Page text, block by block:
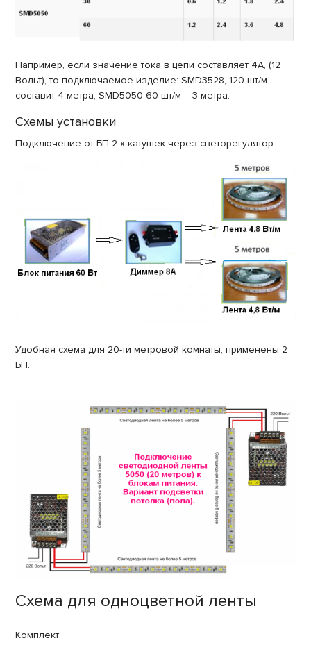
Например, если значение тока в цепи составляет 4А, (12
Вольт), то подключаемое изделие: SMD3528, 120 шт/м
составит 4 метра, SMD5050 60 шт/м – 3 метра.
Схемы установки
Подключение от БП 2-х катушек через светорегулятор.
Удобная схема для 20-ти метровой комнаты, применены 2
БП.
Схема для одноцветной ленты
Комплект: